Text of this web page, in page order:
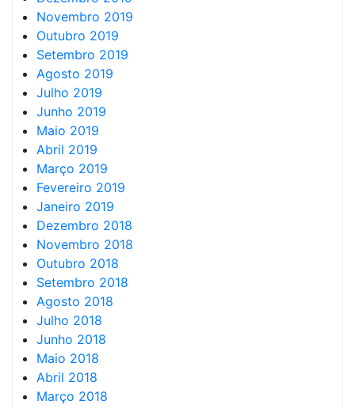
Novembro 2019
Outubro 2019
Setembro 2019
Agosto 2019
Julho 2019
Junho 2019
Maio 2019
Abril 2019
Março 2019
Fevereiro 2019
Janeiro 2019
Dezembro 2018
Novembro 2018
Outubro 2018
Setembro 2018
Agosto 2018
Julho 2018
Junho 2018
Maio 2018
Abril 2018
Março 2018